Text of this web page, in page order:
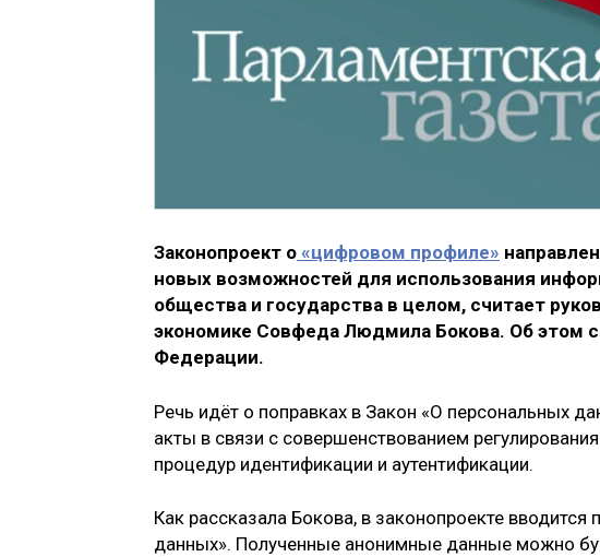
Законопроект о «цифровом профиле»
новых возможностей для использования
общества и государства в целом, считает
экономике Совфеда Людмила Бокова. Об этом
Федерации.
Речь идёт о поправках в Закон «О персональных
акты в связи с совершенствованием
процедур идентификации и аутентификации.
Как рассказала Бокова, в законопроекте
данных». Полученные анонимные данные можно